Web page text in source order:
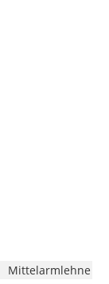
Mittelarmlehne